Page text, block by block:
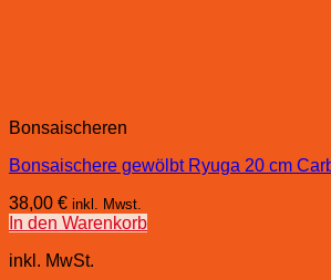
Bonsaischeren
Bonsaischere gewölbt Ryuga 20 cm
38,00 € inkl. Mwst.
In den Warenkorb
inkl. MwSt.